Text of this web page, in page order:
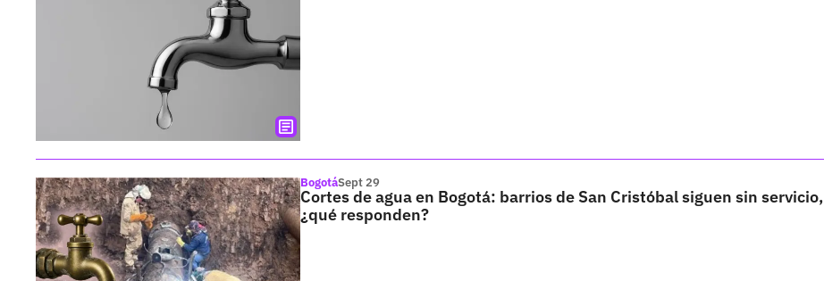
BogotáSept 29
Cortes de agua en Bogotá: barrios de San Cristóbal siguen sin servicio,
¿qué responden?